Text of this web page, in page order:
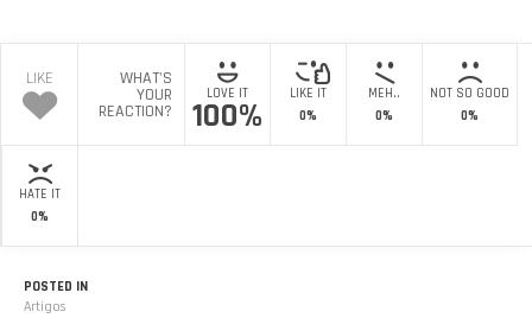
LIKE WHAT'S
YOUR
REACTION?
LOVE IT
100%
LIKE IT
0%
MEH..
0%
NOT SO GOOD
0%
HATE IT
0%
POSTED IN
Artigos